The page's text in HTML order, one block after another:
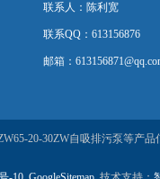
联系人：陈利宽
联系QQ：613156876
邮箱：
20-30ZW自吸排污泵等产